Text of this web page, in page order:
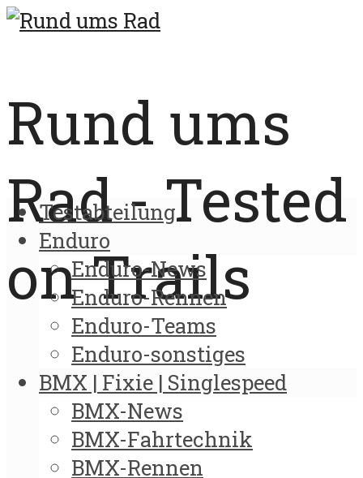
Rund ums
Rad - Tested
on Trails
Testabteilung
Enduro
Enduro-News
Enduro-Rennen
Enduro-Teams
Enduro-sonstiges
BMX | Fixie | Singlespeed
BMX-News
BMX-Fahrtechnik
BMX-Rennen